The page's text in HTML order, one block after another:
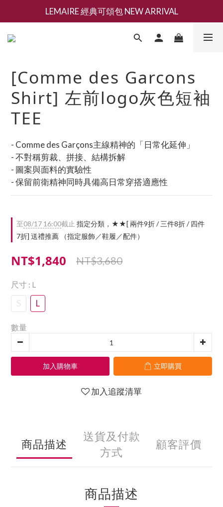
新會員募集現領抵用千元購物金
LEMAIRE 經典可頌包 NEW ARRIVAL
香氛 / 家居 / 餐廚 [ 全館折上兩件9折，三件享85折 】
[Comme des Garcons
Shirt] 左前logo灰色短袖
TEE
- Comme des Garçons主線精神的「日常化延伸」
- 不對稱剪裁、拼接、結構拆解
- 圖案與面料的實驗性
- 保留前衛精神同時具備高日常穿搭適應性
至08/17 16:00截止 指定分類，★★[ 兩件9折 / 三件8折 / 四件
7折] 送禮推薦 （指定服飾／鞋履／配件）
NT$1,840 NT$3,680
尺寸 : L
S L
數量
加入購物車 立即購買
加入追蹤清單
商品描述
送貨及付款
方式
顧客評價
商品描述